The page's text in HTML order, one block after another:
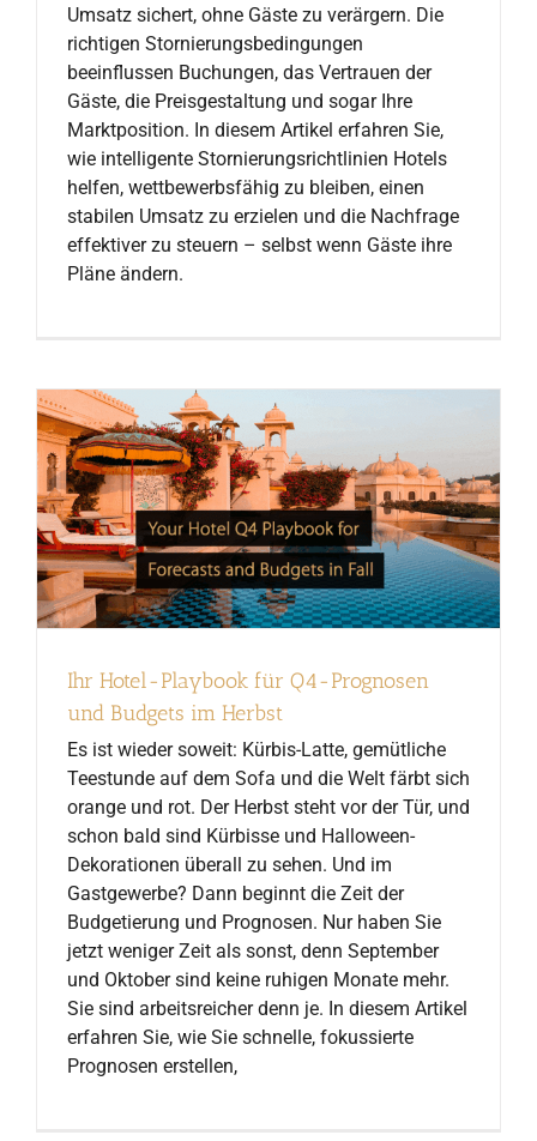
Umsatz sichert, ohne Gäste zu verärgern. Die
richtigen Stornierungsbedingungen
beeinflussen Buchungen, das Vertrauen der
Gäste, die Preisgestaltung und sogar Ihre
Marktposition. In diesem Artikel erfahren Sie,
wie intelligente Stornierungsrichtlinien Hotels
helfen, wettbewerbsfähig zu bleiben, einen
stabilen Umsatz zu erzielen und die Nachfrage
effektiver zu steuern – selbst wenn Gäste ihre
Pläne ändern.
Ihr Hotel-Playbook für Q4-Prognosen
und Budgets im Herbst
Es ist wieder soweit: Kürbis-Latte, gemütliche
Teestunde auf dem Sofa und die Welt färbt sich
orange und rot. Der Herbst steht vor der Tür, und
schon bald sind Kürbisse und Halloween-
Dekorationen überall zu sehen. Und im
Gastgewerbe? Dann beginnt die Zeit der
Budgetierung und Prognosen. Nur haben Sie
jetzt weniger Zeit als sonst, denn September
und Oktober sind keine ruhigen Monate mehr.
Sie sind arbeitsreicher denn je. In diesem Artikel
erfahren Sie, wie Sie schnelle, fokussierte
Prognosen erstellen,